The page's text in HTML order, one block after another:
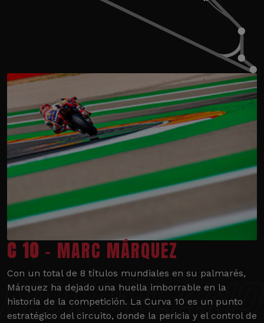
C 10 - MARC MÁRQUEZ
Con un total de 8 títulos mundiales en su palmarés,
Márquez ha dejado una huella imborrable en la
historia de la competición. La Curva 10 es un punto
estratégico del circuito, donde la pericia y el control de